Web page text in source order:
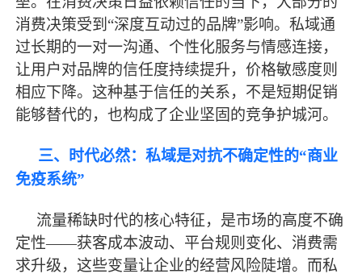
消费决策受到 “深度互动过的品牌”影响。私域通
过长期的一对一沟通、个性化服务与情感连接，
让用户对品牌的信任度持续提升，价格敏感度则
相应下降。这种基于信任的关系，不是短期促销
能够替代的，也构成了企业坚固的竞争护城河。
三、时代必然：私域是对抗不确定性的“商业
免疫系统”
流量稀缺时代的核心特征，是市场的高度不确
定性——获客成本波动、平台规则变化、消费需
求升级，这些变量让企业的经营风险陡增。而私